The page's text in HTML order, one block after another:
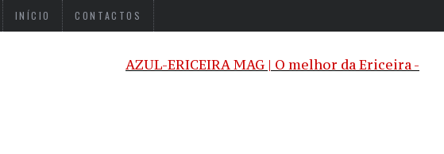
INÍCIO CONTACTOS